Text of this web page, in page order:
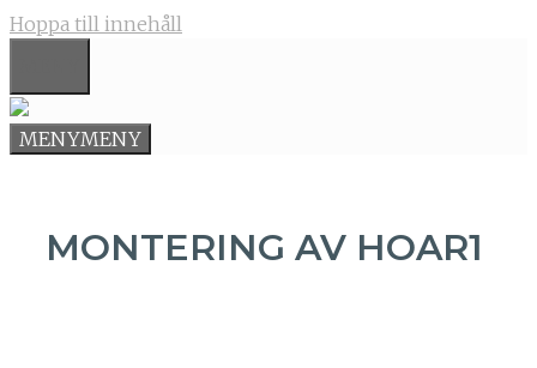
Hoppa till innehåll
MENYMENY
MONTERING AV HOAR1